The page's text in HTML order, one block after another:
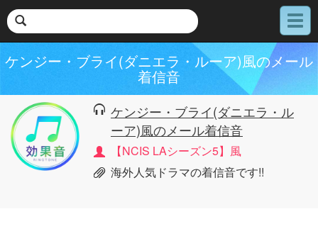
メ
ニ
ー
ケンジー・ブライ(ダニエラ・ルーア)風のメール
着信音
ケンジー・ブライ(ダニエラ・ル
ーア)風のメール着信音
【NCIS LAシーズン5】風
海外人気ドラマの着信音です!!